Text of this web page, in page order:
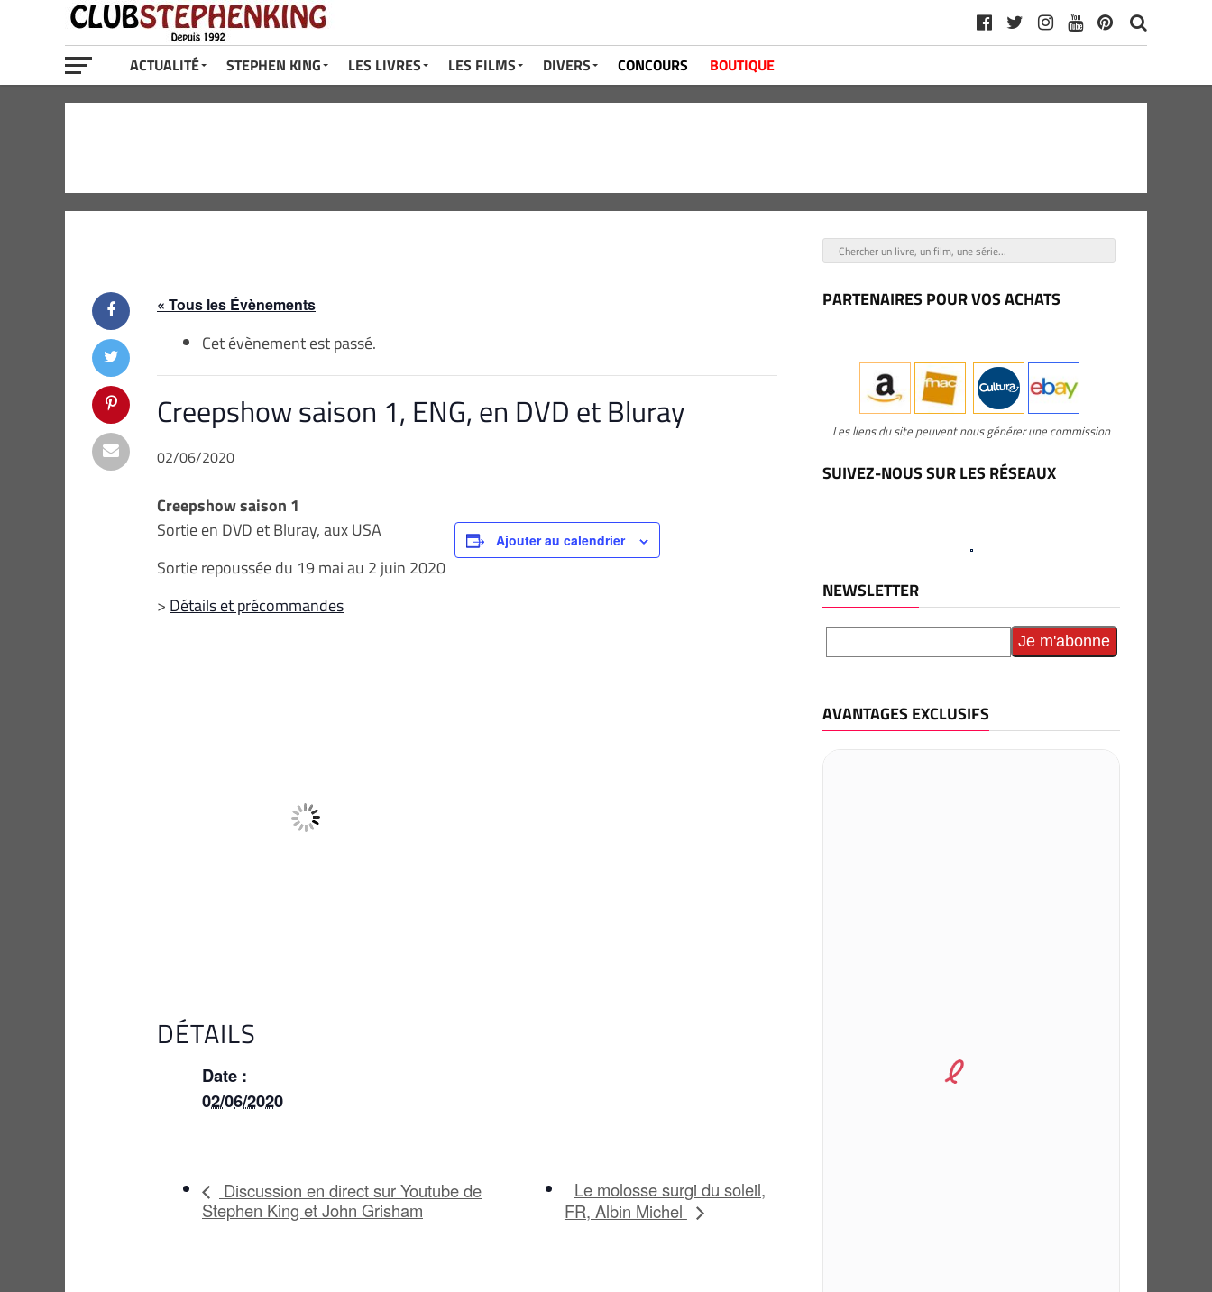
ACTUALITÉ STEPHEN KING LES LIVRES LES FILMS DIVERS CONCOURS BOUTIQUE
« Tous les Évènements
Cet évènement est passé.
Creepshow saison 1, ENG, en DVD et Bluray
02/06/2020
Creepshow saison 1
Sortie en DVD et Bluray, aux USA
Sortie repoussée du 19 mai au 2 juin 2020
> Détails et précommandes
Ajouter au calendrier
DÉTAILS
Date :
02/06/2020
Discussion en direct sur Youtube de
Stephen King et John Grisham
Le molosse surgi du soleil,
FR, Albin Michel
PARTENAIRES POUR VOS ACHATS
Les liens du site peuvent nous générer une commission
SUIVEZ-NOUS SUR LES RÉSEAUX
NEWSLETTER
AVANTAGES EXCLUSIFS